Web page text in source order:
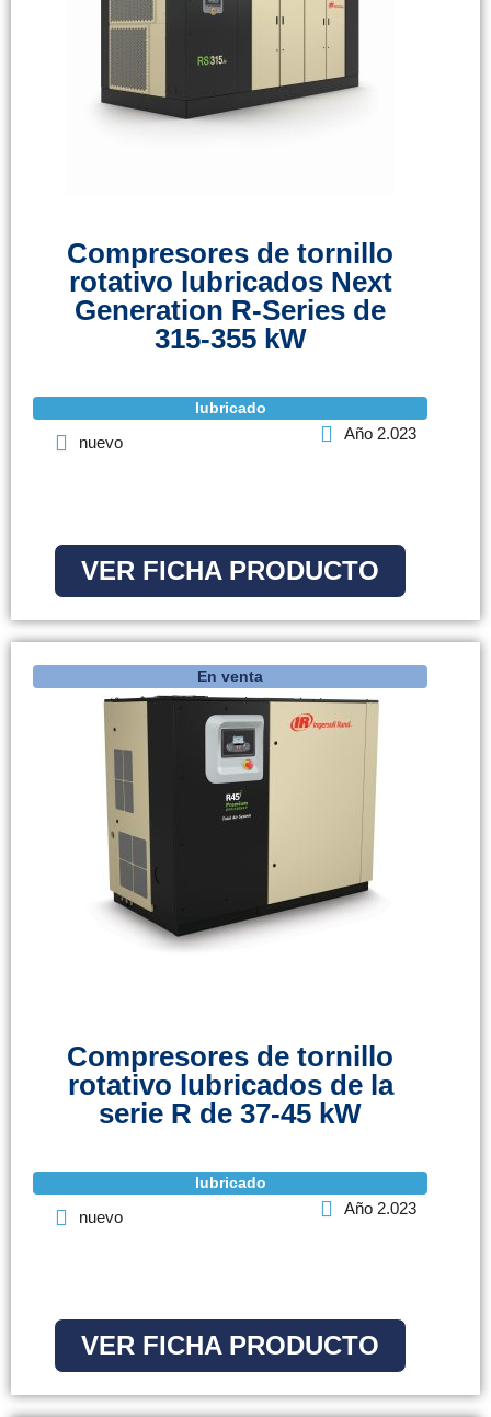
Compresores de tornillo
rotativo lubricados Next
Generation R-Series de
315-355 kW
lubricado
nuevo Año 2.023
VER FICHA PRODUCTO
En venta
Compresores de tornillo
rotativo lubricados de la
serie R de 37-45 kW
lubricado
nuevo Año 2.023
VER FICHA PRODUCTO